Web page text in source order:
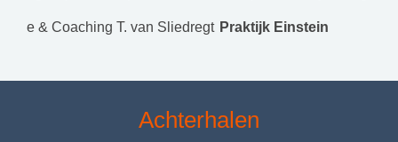
e & Coaching T. van Sliedregt Praktijk Einstein
Achterhalen